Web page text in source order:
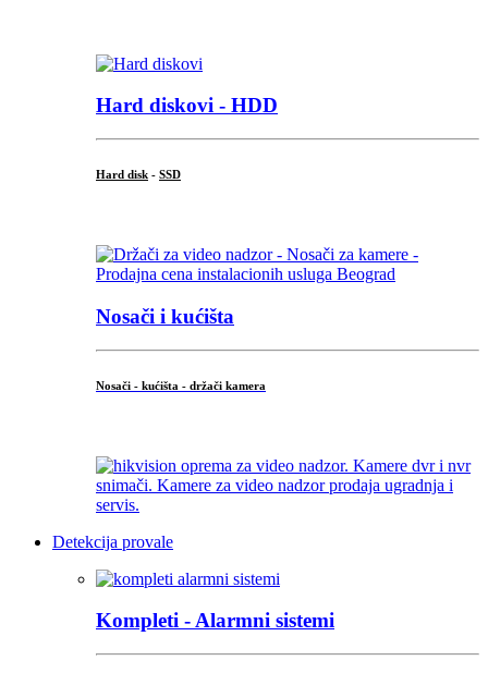
Hard diskovi - HDD
Hard disk - SSD
Nosači i kućišta
Nosači - kućišta - držači kamera
Detekcija provale
Kompleti - Alarmni sistemi